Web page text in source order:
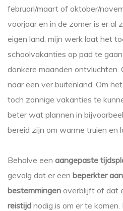
februari/maart of oktober/
voorjaar en in de zomer is er al
eigen land, mijn werk laat het
schoolvakanties op pad te
donkere maanden ontvluchten.
naar een ver buitenland. Om
toch zonnige vakanties te
beter wat plannen in
bereid zijn om warme truien en
Behalve een aangepaste
gevolg dat er een beperkter
bestemmingen overblijft of dat
reistijd nodig is om er te